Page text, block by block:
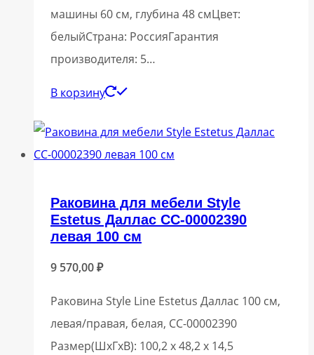
машины 60 см, глубина 48 смЦвет:
белыйСтрана: РоссияГарантия
производителя: 5…
В корзину
Раковина для мебели Style
Estetus Даллас СС-00002390
левая 100 см
9 570,00₽
Раковина Style Line Estetus Даллас 100 см,
левая/правая, белая, СС-00002390
Размер(ШхГхВ): 100,2 х 48,2 х 14,5